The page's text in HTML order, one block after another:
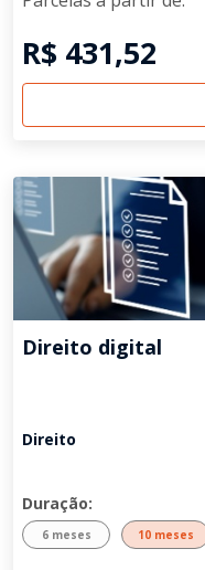
R$ 431,52
Direito digital
Direito
Duração:
6 meses 10 meses